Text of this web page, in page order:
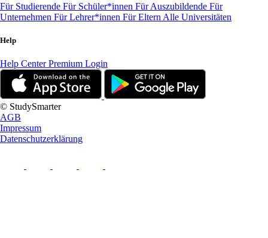
Für Studierende Für Schüler*innen Für Auszubildende Für
Unternehmen Für Lehrer*innen Für Eltern Alle Universitäten
Help
Help CenterPremium Login
© StudySmarter
AGB
Impressum
Datenschutzerklärung